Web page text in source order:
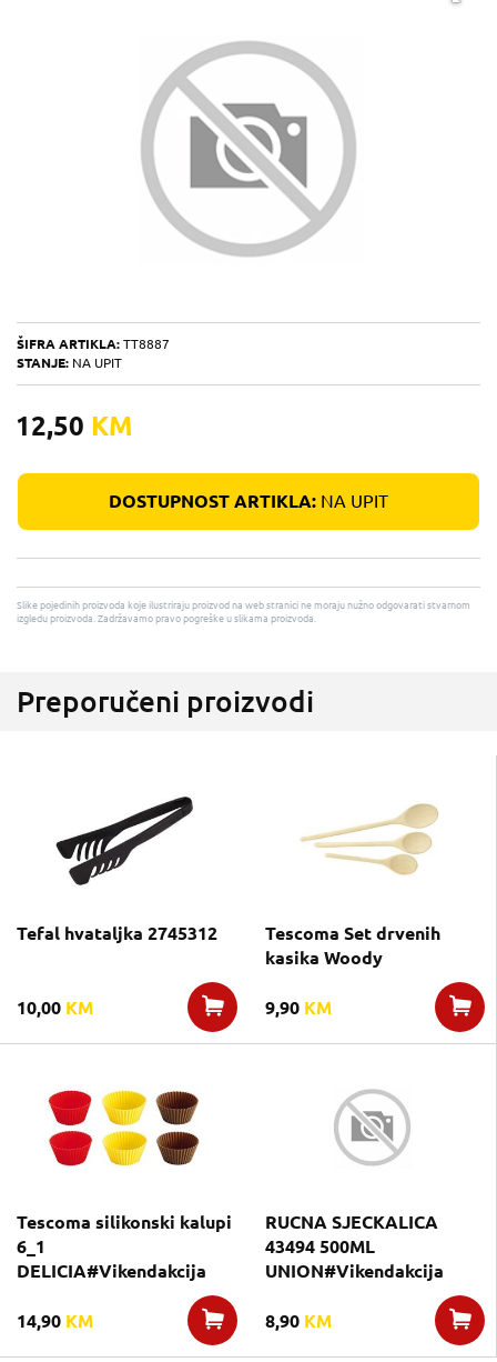
ŠIFRA ARTIKLA: TT8887
STANJE: NA UPIT
12,50 KM
DOSTUPNOST ARTIKLA: NA UPIT
Slike pojedinih proizvoda koje ilustriraju proizvod na web stranici ne moraju nužno odgovarati stvarnom
izgledu proizvoda. Zadržavamo pravo pogreške u slikama proizvoda.
Preporučeni proizvodi
Tefal hvataljka 2745312
10,00 KM
Tescoma Set drvenih
kasika Woody
9,90 KM
Tescoma silikonski kalupi
6_1
DELICIA#Vikendakcija
14,90 KM
RUCNA SJECKALICA
43494 500ML
UNION#Vikendakcija
8,90 KM